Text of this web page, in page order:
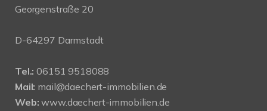
Georgenstraße 20
D-64297 Darmstadt
Tel.: 06151 9518088
Mail: mail@daechert-immobilien.de
Web: www.daechert-immobilien.de